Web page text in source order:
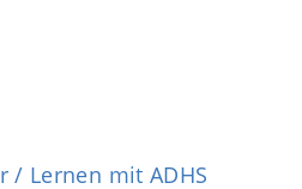
/ Lernen mit ADHS